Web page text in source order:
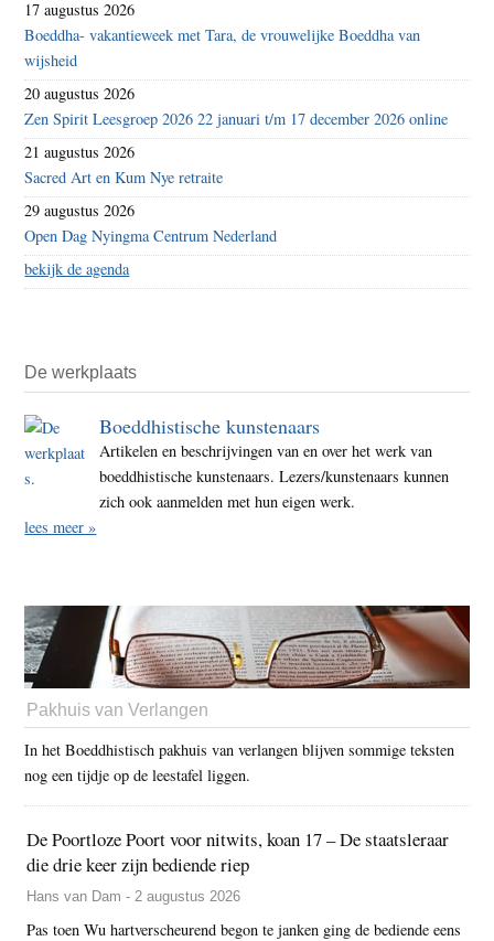
17 augustus 2026
Boeddha- vakantieweek met Tara, de vrouwelijke Boeddha van
wijsheid
20 augustus 2026
Zen Spirit Leesgroep 2026 22 januari t/m 17 december 2026 online
21 augustus 2026
Sacred Art en Kum Nye retraite
29 augustus 2026
Open Dag Nyingma Centrum Nederland
bekijk de agenda
De werkplaats
Boeddhistische kunstenaars
Artikelen en beschrijvingen van en over het werk van
boeddhistische kunstenaars. Lezers/kunstenaars kunnen
zich ook aanmelden met hun eigen werk.
lees meer »
Pakhuis van Verlangen
In het Boeddhistisch pakhuis van verlangen blijven sommige teksten
nog een tijdje op de leestafel liggen.
De Poortloze Poort voor nitwits, koan 17 – De staatsleraar
die drie keer zijn bediende riep
Hans van Dam - 2 augustus 2026
Pas toen Wu hartverscheurend begon te janken ging de bediende eens